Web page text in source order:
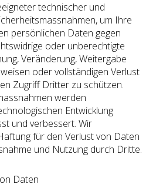
technischer und
um Ihre
persönlichen Daten gegen
oder unberechtigte
Veränderung, Weitergabe
oder vollständigen Verlust
Zugriff Dritter zu schützen.
werden
Entwicklung
und verbessert. Wir
für den Verlust von Daten
und Nutzung durch Dritte.
Daten